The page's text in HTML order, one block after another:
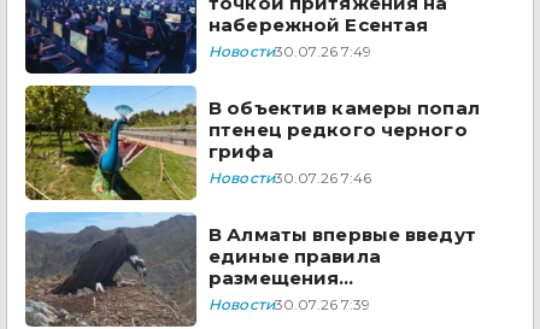
набережной Есентая
Новости30.07.26 7:49
В объектив камеры попал
птенец редкого черного
грифа
Новости30.07.26 7:46
В Алматы впервые введут
единые правила
размещения
электросамокатов
Новости30.07.26 7:39